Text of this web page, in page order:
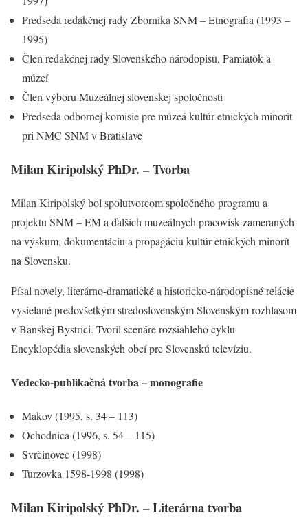
Predseda redakčnej rady Zborníka SNM – Etnografia (1993 –
1995)
Člen redakčnej rady Slovenského národopisu, Pamiatok a
múzeí
Člen výboru Muzeálnej slovenskej spoločnosti
Predseda odbornej komisie pre múzeá kultúr etnických minorít
pri NMC SNM v Bratislave
Milan Kiripolský PhDr. – Tvorba
Milan Kiripolský bol spolutvorcom spoločného programu a
projektu SNM – EM a ďalších muzeálnych pracovísk zameraných
na výskum, dokumentáciu a propagáciu kultúr etnických minorít
na Slovensku.
Písal novely, literárno-dramatické a historicko-národopisné relácie
vysielané predovšetkým stredoslovenským Slovenským rozhlasom
v Banskej Bystrici. Tvoril scenáre rozsiahleho cyklu
Encyklopédia slovenských obcí pre Slovenskú televíziu.
Vedecko-publikačná tvorba – monografie
Makov (1995, s. 34 – 113)
Ochodnica (1996, s. 54 – 115)
Svrčinovec (1998)
Turzovka 1598-1998 (1998)
Milan Kiripolský PhDr. – Literárna tvorba